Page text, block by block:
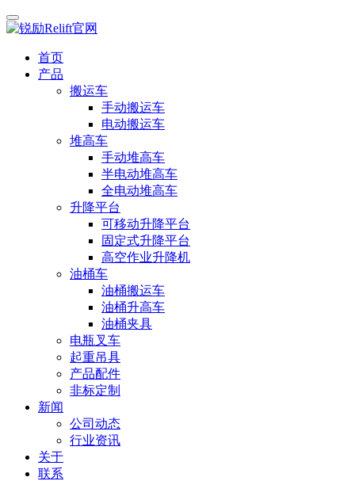
首页
产品
搬运车
手动搬运车
电动搬运车
堆高车
手动堆高车
半电动堆高车
全电动堆高车
升降平台
可移动升降平台
固定式升降平台
高空作业升降机
油桶车
油桶搬运车
油桶升高车
油桶夹具
电瓶叉车
起重吊具
产品配件
非标定制
新闻
公司动态
行业资讯
关于
联系